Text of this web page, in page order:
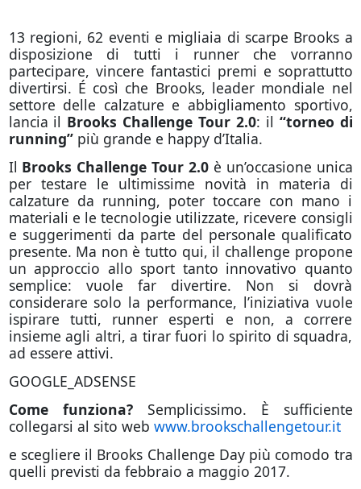
13 regioni, 62 eventi e migliaia di scarpe Brooks a
disposizione di tutti i runner che vorranno
partecipare, vincere fantastici premi e soprattutto
divertirsi. É così che Brooks, leader mondiale nel
settore delle calzature e abbigliamento sportivo,
lancia il Brooks Challenge Tour 2.0: il “torneo di
running”più grande e happy d’Italia.
Il Brooks Challenge Tour 2.0 è un’occasione unica
per testare le ultimissime novità in materia di
calzature da running, poter toccare con mano i
materiali e le tecnologie utilizzate, ricevere consigli
e suggerimenti da parte del personale qualificato
presente. Ma non è tutto qui, il challenge propone
un approccio allo sport tanto innovativo quanto
semplice: vuole far divertire. Non si dovrà
considerare solo la performance, l’iniziativa vuole
ispirare tutti, runner esperti e non, a correre
insieme agli altri, a tirar fuori lo spirito di squadra,
ad essere attivi.
GOOGLE_ADSENSE
Come funziona?Semplicissimo. È sufficiente
collegarsi al sito web www.brookschallengetour.it
e scegliere il Brooks Challenge Day più comodo tra
quelli previsti da febbraio a maggio 2017.